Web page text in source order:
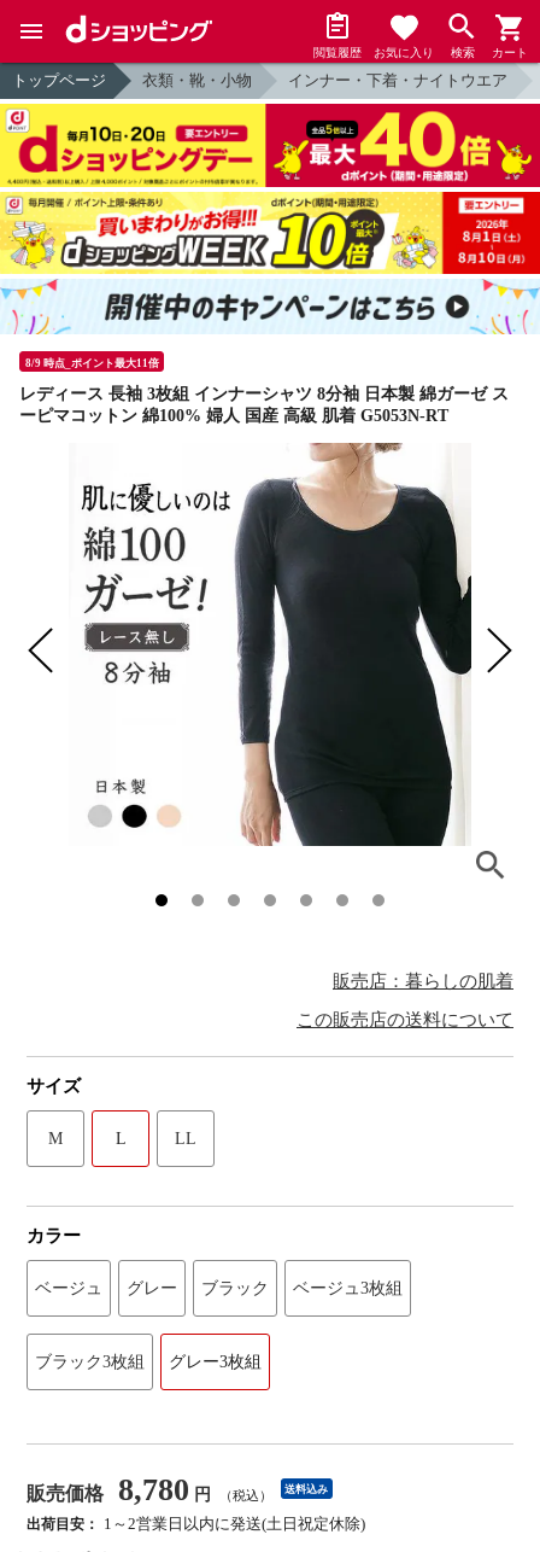
閲覧履歴 お気に入り 検索 カート
トップページ 衣類・靴・小物 インナー・下着・ナイトウエア
8/9 時点_ポイント最大11倍
レディース 長袖 3枚組 インナーシャツ 8分袖 日本製 綿ガーゼ ス
ーピマコットン 綿100% 婦人 国産 高級 肌着 G5053N-RT
販売店：暮らしの肌着
この販売店の送料について
サイズ
M L LL
カラー
ベージュ グレー ブラック ベージュ3枚組
ブラック3枚組 グレー3枚組
販売価格 8,780 円 （税込） 送料込み
出荷目安：
1～2営業日以内に発送(土日祝定休除)